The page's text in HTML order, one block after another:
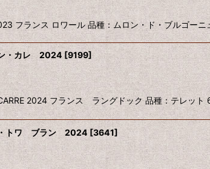
フランス ロワール 品種：ムロン・ド・ブルゴー
・カレ 2024 [9199]
CARRE 2024 フランス ラングドック 品種：テレ
トワ ブラン 2024 [3641]